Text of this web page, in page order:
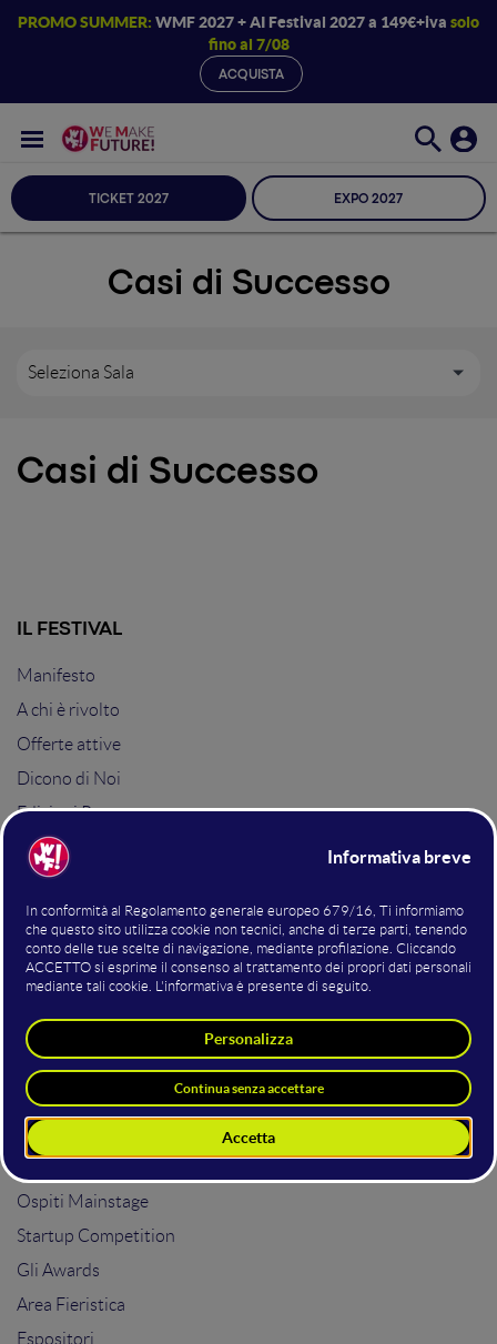
PROMO SUMMER: WMF 2027 + AI Festival 2027 a 149€+iva solo
fino al 7/08
ACQUISTA
TICKET 2027 EXPO 2027
Casi di Successo
Seleziona Sala
Casi di Successo
IL FESTIVAL
Manifesto
A chi è rivolto
Offerte attive
Dicono di Noi
Edizioni Passate
Archivio Mainstage
Ospiti Edizioni
Certificazione Internazionale
HUBitat
Delivered byibrida.io
L'EDIZIONE 2026
Programma formativo
Gli Speaker
Ospiti Mainstage
Startup Competition
Gli Awards
Area Fieristica
Espositori